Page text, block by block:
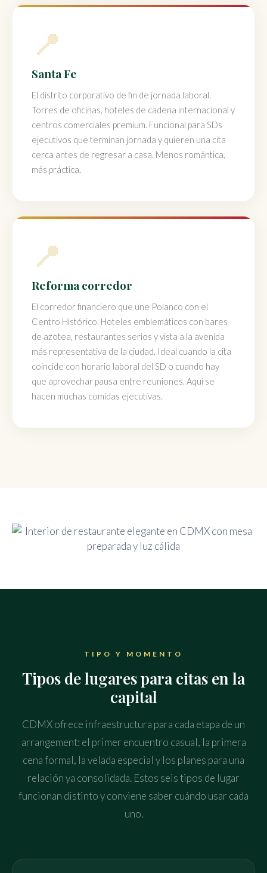
📍
Santa Fe
El distrito corporativo de fin de jornada laboral.
Torres de oficinas, hoteles de cadena internacional y
centros comerciales premium. Funcional para SDs
ejecutivos que terminan jornada y quieren una cita
cerca antes de regresar a casa. Menos romántica,
más práctica.
📍
Reforma corredor
El corredor financiero que une Polanco con el
Centro Histórico. Hoteles emblemáticos con bares
de azotea, restaurantes serios y vista a la avenida
más representativa de la ciudad. Ideal cuando la cita
coincide con horario laboral del SD o cuando hay
que aprovechar pausa entre reuniones. Aquí se
hacen muchas comidas ejecutivas.
TIPO Y MOMENTO
Tipos de lugares para citas en la
capital
CDMX ofrece infraestructura para cada etapa de un
arrangement: el primer encuentro casual, la primera
cena formal, la velada especial y los planes para una
relación ya consolidada. Estos seis tipos de lugar
funcionan distinto y conviene saber cuándo usar cada
uno.